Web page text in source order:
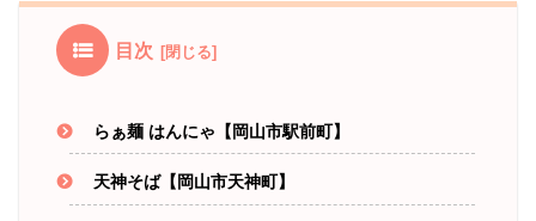
目次
らぁ麺 はんにゃ【岡山市駅前町】
天神そば【岡山市天神町】